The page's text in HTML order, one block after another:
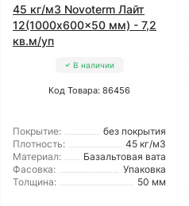
45 кг/м3 Novoterm Лайт
12(1000x600x50 мм) - 7,2
кв.м/уп
В наличии
Код Товара: 86456
Покрытие:
без покрытия
Плотность:
45 кг/м3
Материал:
Базальтовая вата
Фасовка:
Упаковка
Толщина:
50 мм